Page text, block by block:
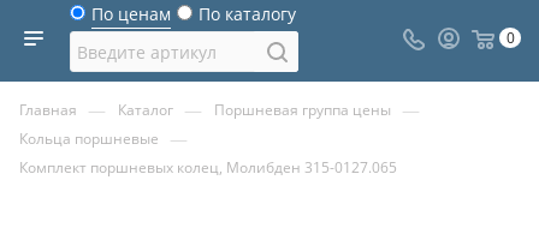
По ценам По каталогу
0
Главная — Каталог — Поршневая группа цены —
Кольца поршневые —
Комплект поршневых колец, Молибден 315-0127.065